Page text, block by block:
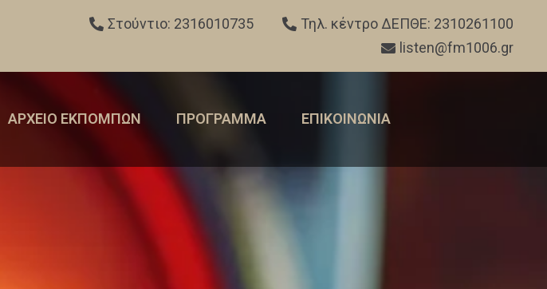
Στούντιο: 2316010735
Τηλ. κέντρο ΔΕΠΘΕ: 2310261100
listen@fm1006.gr
ΑΡΧΕΙΟ ΕΚΠΟΜΠΩΝ ΠΡΟΓΡΑΜΜΑ ΕΠΙΚΟΙΝΩΝΙΑ